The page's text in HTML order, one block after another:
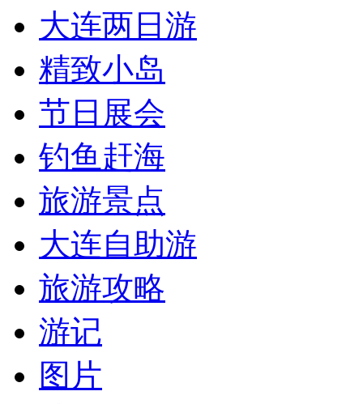
大连两日游
精致小岛
节日展会
钓鱼赶海
旅游景点
大连自助游
旅游攻略
游记
图片